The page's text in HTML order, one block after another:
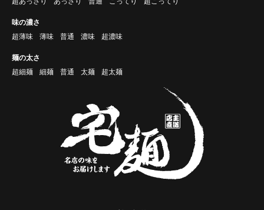
味の濃さ
超薄味
薄味 普通 濃味 超濃味
麺の太さ
超細麺
細麺 普通 太麺 超太麺